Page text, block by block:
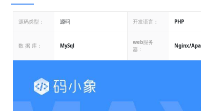
源码类型： 源码 开发语言： PHP
数 据 库： MySql
web服务
器：
Nginx/